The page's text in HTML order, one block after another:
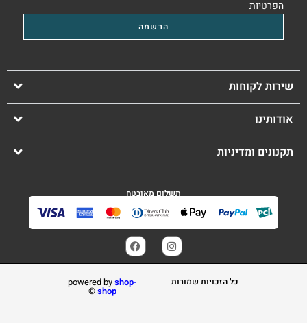
הפרטיות
שירות לקוחות
אודותינו
תקנונים ומדיניות
תשלום מאובטח
כל הזכויות שמורות powered byshop-
shop
©️